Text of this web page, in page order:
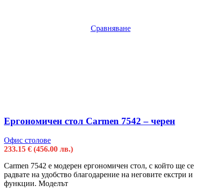
Сравняване
Ергономичен стол Carmen 7542 – черен
Офис столове
233.15 € (456.00 лв.)
Carmen 7542 е модерен ергономичен стол, с който ще се
радвате на удобство благодарение на неговите екстри и
функции. Моделът